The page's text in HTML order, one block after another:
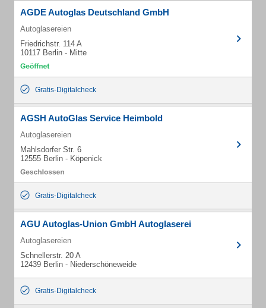
AGDE Autoglas Deutschland GmbH
Autoglasereien
Friedrichstr. 114 A
10117 Berlin - Mitte
Gratis-Digitalcheck
AGSH AutoGlas Service Heimbold
Autoglasereien
Mahlsdorfer Str. 6
12555 Berlin - Köpenick
Gratis-Digitalcheck
AGU Autoglas-Union GmbH Autoglaserei
Autoglasereien
Schnellerstr. 20 A
12439 Berlin - Niederschöneweide
Gratis-Digitalcheck